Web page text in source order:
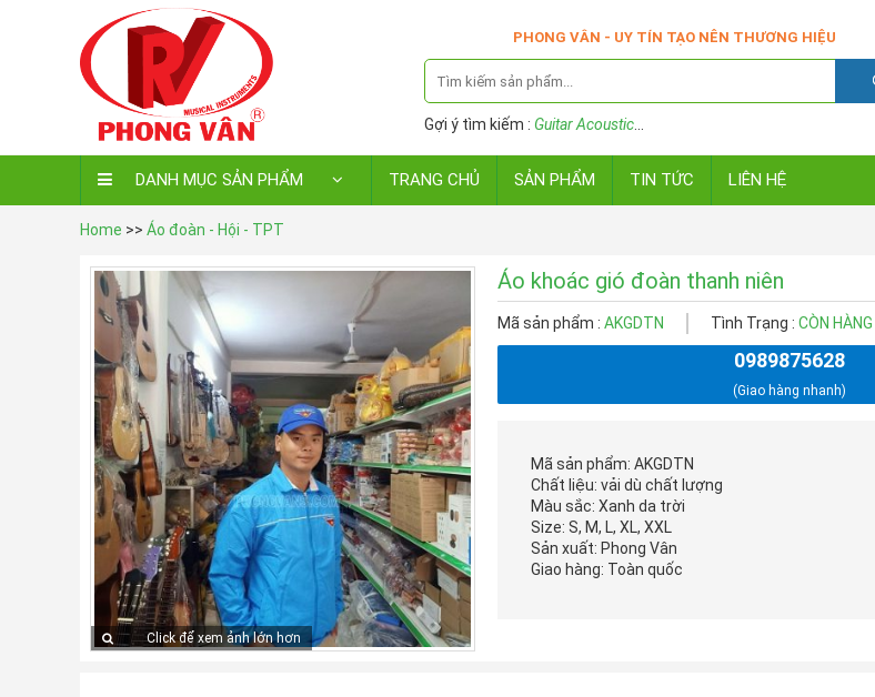
PHONG VÂN - UY TÍN TẠO NÊN THƯƠNG HIỆU
Gợi ý tìm kiếm : Guitar Acoustic
DANH MỤC SẢN PHẨM TRANG CHỦ SẢN PHẨM TIN TỨC LIÊN HỆ
Home >> Áo đoàn - Hội - TPT
Click để xem ảnh lớn hơn
Áo khoác gió đoàn thanh niên
Mã sản phẩm : AKGDTN Tình Trạng : CÒN HÀNG
0989875628
(Giao hàng nhanh)
Mã sản phẩm: AKGDTN
Chất liệu: vải dù chất lượng
Màu sắc: Xanh da trời
Size: S, M, L, XL, XXL
Sản xuất: Phong Vân
Giao hàng: Toàn quốc